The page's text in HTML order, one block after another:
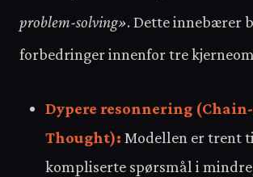
problem-solving». Dette innebærer
forbedringer innenfor tre
Dypere resonnering
Thought): Modellen er trent
kompliserte spørsmål i